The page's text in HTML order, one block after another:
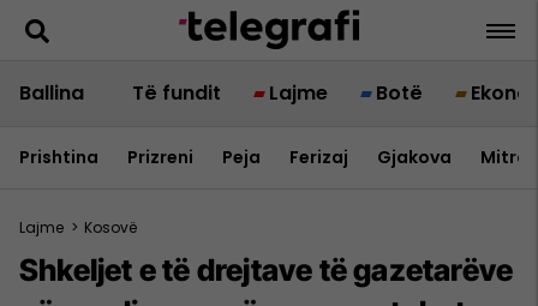
Ballina Të fundit Lajme Botë
Prishtina Prizreni Peja Ferizaj Gjakova
Lajme > Kosovë
Shkeljet e të drejtave të gazetarëve